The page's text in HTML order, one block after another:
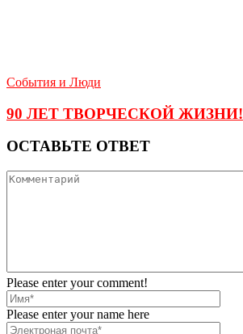
События и Люди
90 ЛЕТ ТВОРЧЕСКОЙ ЖИЗНИ!
ОСТАВЬТЕ ОТВЕТ
Please enter your comment!
Please enter your name here